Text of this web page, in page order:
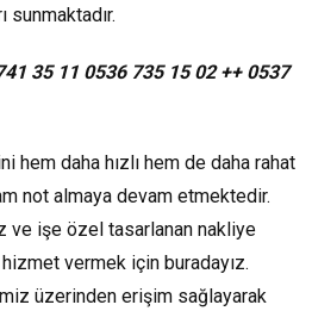
35 11 0536 735 15 02 ++ 0537
hem daha hızlı hem de daha rahat
not almaya devam etmektedir.
ve işe özel tasarlanan nakliye
vermek için buradayız.
üzerinden erişim sağlayarak